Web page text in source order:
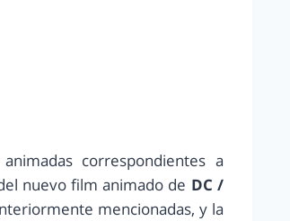
correspondientes a
nuevo film animado de DC /
mencionadas, y la